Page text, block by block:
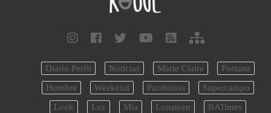
Diario Perfil Noticias Marie Claire
Fortuna
Hombre
Weekend Parabrisas
Supercampo
Look
Luz Mía Lunateen BATimes